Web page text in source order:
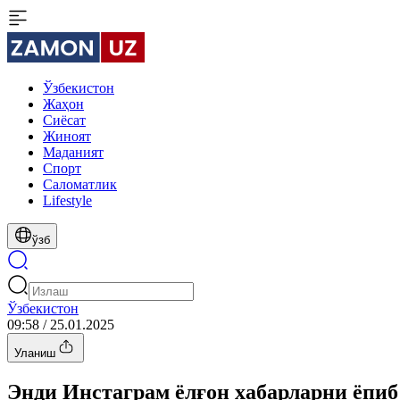
Ўзбекистон
Жаҳон
Сиёсат
Жиноят
Маданият
Спорт
Cаломатлик
Lifestyle
ўзб
Ўзбекистон
09:58 / 25.01.2025
Уланиш
Энди Инстаграм ёлғон хабарларни